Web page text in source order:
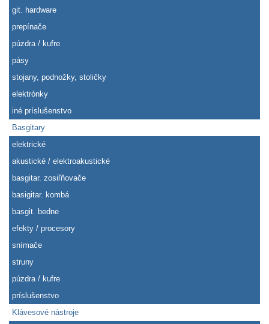
git. hardware
prepínače
púzdra / kufre
pásy
stojany, podnožky, stoličky
elektrónky
iné príslušenstvo
Basgitary
elektrické
akustické / elektroakustické
basgitar. zosiľňovače
basigitar. kombá
basgit. bedne
efekty / procesory
snímače
struny
púzdra / kufre
príslušenstvo
Klávesové nástroje